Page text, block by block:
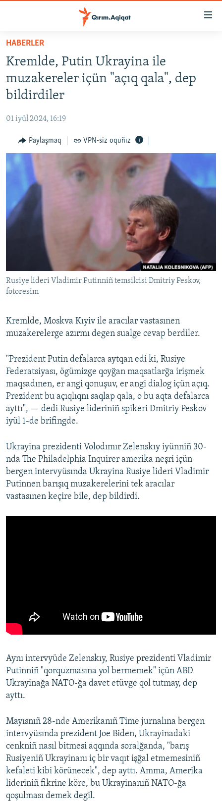
Esas
qaytmaq
Baş
navigatsiyağa
qaytmaq
Qıdıruvğa
qaytmaq
HABERLER
SİYASET
İQTİSADİYAT
MEDENİYET
İNSAN AQLARI
VİDEO
BLOGLAR
FİKİR
Українською
QOŞULIÑIZ!
RFE/RS bütün saytları
HABERLER
Kremlde, Putin Ukrayina ile
muzakereler içün "açıq qala", dep
bildirdiler
01 iyül 2024, 16:19
Paylaşmaq VPN-siz oquñız
Rusiye lideri Vladimir Putinniñ temsilcisi Dmitriy Peskov,
fotoresim
Kremlde, Moskva Kıyiv ile aracılar vastasınen
muzakerelerge azırmı degen sualge cevap berdiler.
"Prezident Putin defalarca aytqan edi ki, Rusiye
Federatsiyası, ögümizge qoyğan maqsatlarğa irişmek
maqsadınen, er angi qonuşuv, er angi dialog içün açıq.
Prezident bu açıqlıqnı saqlap qala, o bu aqta defalarca
ayttı", — dedi Rusiye lideriniñ spikeri Dmitriy Peskov
iyül 1-de brifingde.
Ukrayina prezidenti Volodımır Zelenskıy iyünniñ 30-
nda The Philadelphia Inquirer amerika neşri içün
bergen intervyüsında Ukrayina Rusiye lideri Vladimir
Putinnen barışıq muzakerelerini tek aracılar
vastasınen keçire bile, dep bildirdi.
Aynı intervyüde Zelenskıy, Rusiye prezidenti Vladimir
Putinniñ "qorquzmasına yol bermemek" içün ABD
Ukrayinağa NATO-ğa davet etüvge qol tutmay, dep
ayttı.
Mayısnıñ 28-nde Amerikanıñ Time jurnalına bergen
intervyüsında prezident Joe Biden, Ukrayinadaki
cenkniñ nasıl bitmesi aqqında soralğanda, "barış
Rusiyeniñ Ukrayinanı iç bir vaqıt işğal etmemesiniñ
kefaleti kibi körünecek", dep ayttı. Amma, Amerika
lideriniñ fikrine köre, bu Ukrayinanıñ NATO-ğa
qoşulması demek degil.